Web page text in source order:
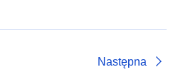
Następna